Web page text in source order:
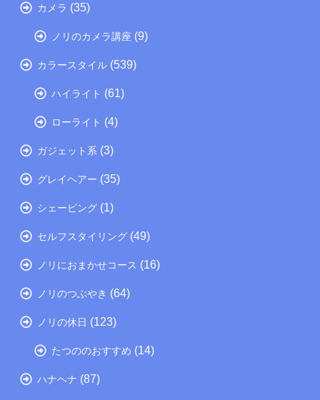
カメラ (35)
ノリのカメラ講座 (9)
カラースタイル (539)
ハイライト (61)
ローライト (4)
ガジェット系 (3)
グレイヘアー (35)
シェービング (1)
セルフスタイリング (49)
ノリにおまかせコース (16)
ノリのつぶやき (64)
ノリの休日 (123)
たつののおすすめ (14)
ハナヘナ (87)